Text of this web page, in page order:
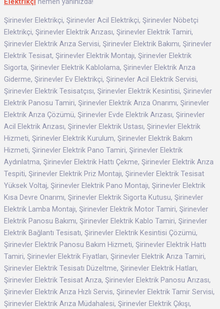
Şirinevler Elektrikçi, Şirinevler Acil Elektrikçi, Şirinevler Nöbetçi
Elektrikçi, Şirinevler Elektrik Arızası, Şirinevler Elektrik Tamiri,
Şirinevler Elektrik Arıza Servisi, Şirinevler Elektrik Bakımı, Şirinevler
Elektrik Tesisat, Şirinevler Elektrik Montajı, Şirinevler Elektrik
Sigorta, Şirinevler Elektrik Kablolama, Şirinevler Elektrik Arıza
Giderme, Şirinevler Ev Elektrikçi, Şirinevler Acil Elektrik Servisi,
Şirinevler Elektrik Tesisatçısı, Şirinevler Elektrik Kesintisi, Şirinevler
Elektrik Panosu Tamiri, Şirinevler Elektrik Arıza Onarımı, Şirinevler
Elektrik Arıza Çözümü, Şirinevler Evde Elektrik Arızası, Şirinevler
Acil Elektrik Arızası, Şirinevler Elektrik Ustası, Şirinevler Elektrik
Hizmeti, Şirinevler Elektrik Kurulum, Şirinevler Elektrik Bakım
Hizmeti, Şirinevler Elektrik Pano Tamiri, Şirinevler Elektrik
Aydınlatma, Şirinevler Elektrik Hattı Çekme, Şirinevler Elektrik Arıza
Tespiti, Şirinevler Elektrik Priz Montajı, Şirinevler Elektrik Tesisat
Yüksek Voltaj, Şirinevler Elektrik Pano Montajı, Şirinevler Elektrik
Kısa Devre Onarımı, Şirinevler Elektrik Sigorta Kutusu, Şirinevler
Elektrik Lamba Montajı, Şirinevler Elektrik Motor Tamiri, Şirinevler
Elektrik Panosu Bakımı, Şirinevler Elektrik Kablo Tamiri, Şirinevler
Elektrik Bağlantı Tesisatı, Şirinevler Elektrik Kesintisi Çözümü,
Şirinevler Elektrik Panosu Bakım Hizmeti, Şirinevler Elektrik Hattı
Tamiri, Şirinevler Elektrik Fiyatları, Şirinevler Elektrik Arıza Tamiri,
Şirinevler Elektrik Tesisatı Düzeltme, Şirinevler Elektrik Hatları,
Şirinevler Elektrik Tesisat Arıza, Şirinevler Elektrik Panosu Arızası,
Şirinevler Elektrik Arıza Hızlı Servis, Şirinevler Elektrik Tamir Servisi,
Şirinevler Elektrik Arıza Müdahalesi, Şirinevler Elektrik Çıkışı,